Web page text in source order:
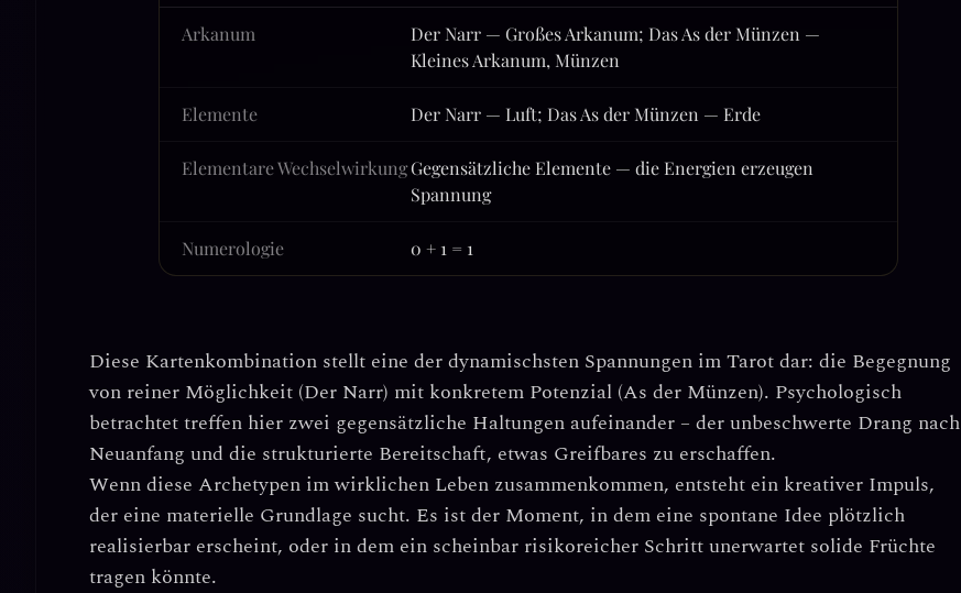
Arkanum
Der Narr — Großes Arkanum; Das As der Münzen —
Kleines Arkanum, Münzen
Elemente Der Narr — Luft; Das As der Münzen — Erde
Elementare WechselwirkungGegensätzliche Elemente — die Energien erzeugen
Spannung
Numerologie 0 + 1 = 1
Diese Kartenkombination stellt eine der dynamischsten Spannungen im Tarot dar: die Begegnung
von reiner Möglichkeit (Der Narr) mit konkretem Potenzial (As der Münzen). Psychologisch
betrachtet treffen hier zwei gegensätzliche Haltungen aufeinander – der unbeschwerte Drang nach
Neuanfang und die strukturierte Bereitschaft, etwas Greifbares zu erschaffen.
Wenn diese Archetypen im wirklichen Leben zusammenkommen, entsteht ein kreativer Impuls,
der eine materielle Grundlage sucht. Es ist der Moment, in dem eine spontane Idee plötzlich
realisierbar erscheint, oder in dem ein scheinbar risikoreicher Schritt unerwartet solide Früchte
tragen könnte.